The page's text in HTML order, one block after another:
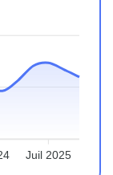
Juil 2025